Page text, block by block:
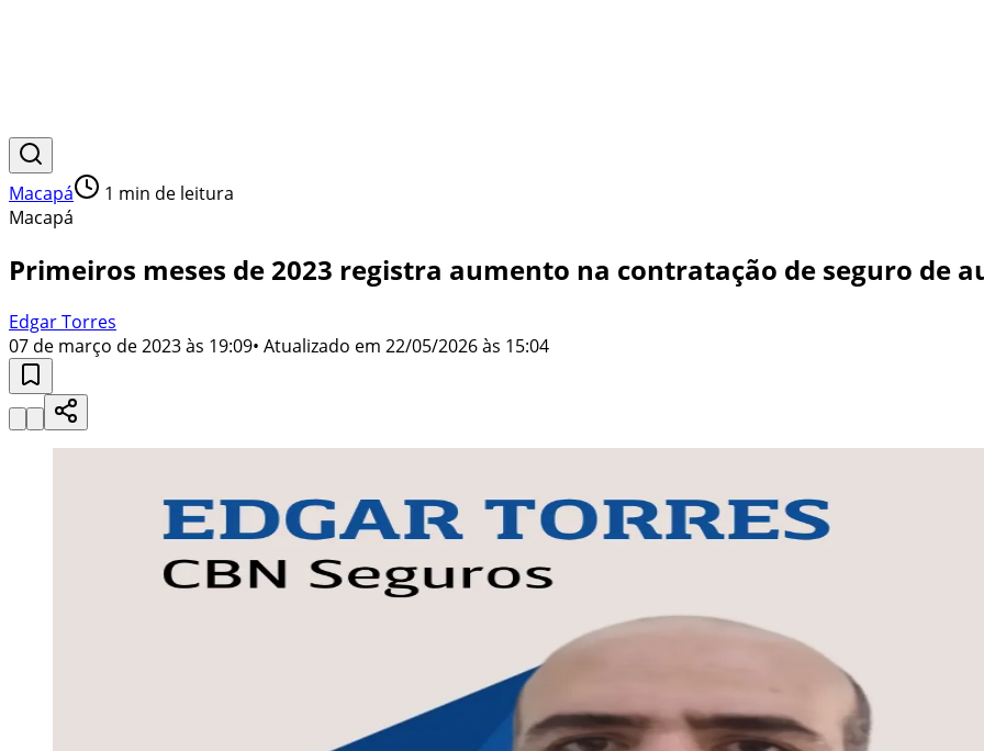
Macapá 1 min de leitura
Macapá
Primeiros meses de 2023 registra aumento na contratação de seguro de
Edgar Torres
07 de março de 2023 às 19:09• Atualizado em 22/05/2026 às 15:04